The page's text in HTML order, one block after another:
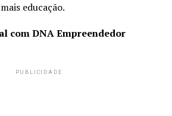
educação.
com DNA Empreendedor
PUBLICIDADE